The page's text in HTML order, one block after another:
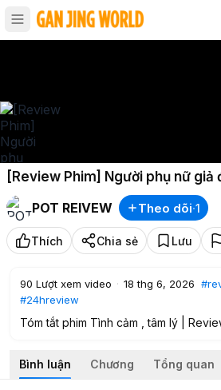
[Review Phim] Người phụ nữ
bá.o th.ù cho con gái
POT REIVEW
Theo dõi·1
Thích Chia sẻ Lưu
90 Lượt xem video · 18 thg 6, 2026
#24hreview
Tóm tắt phim Tình cảm , tâm lý |
trình đi tìm hung thủ để bá.o. th.ù cho
ấy , trong quá trình đó cô vô tình trở
Bình luận Chương Tổng quan